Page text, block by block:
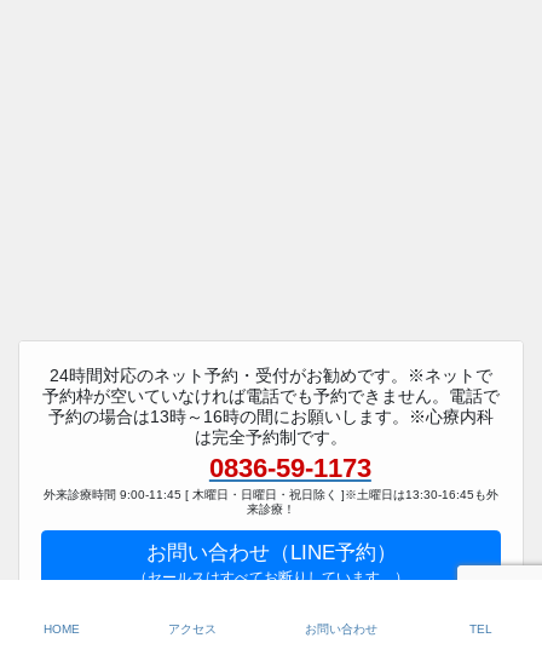
24時間対応のネット予約・受付がお勧めです。※ネットで
予約枠が空いていなければ電話でも予約できません。電話で
予約の場合は13時～16時の間にお願いします。※心療内科
は完全予約制です。
0836-59-1173
外来診療時間 9:00-11:45 [ 木曜日・日曜日・祝日除く ]※土曜日は13:30-16:45も外
来診療！
お問い合わせ（LINE予約）
（セールスはすべてお断りしています。）
HOME アクセス お問い合わせ TEL